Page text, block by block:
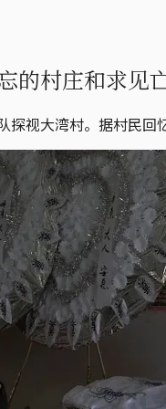
的村庄和求见
探视大湾村。据村民